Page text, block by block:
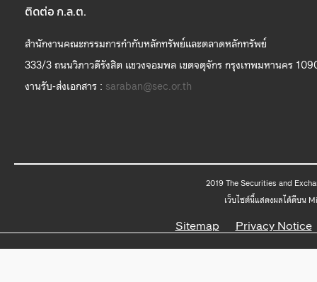
ติดต่อ ก.ล.ต.
สำนักงานคณะกรรมการกำกับหลักทรัพย์และตลาดหลักทรัพย์
333/3 ถนนวิภาวดีรังสิต แขวงจอมพล เขตจตุจักร กรุงเทพมหานคร
งานรับ-ส่งเอกสาร : saraban@sec.or.th
2019
เว็บไซต์นี้แสดงผลได้ดีบน
Sitemap Privacy Notice